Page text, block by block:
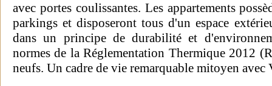
avec portes coulissantes. Les appartements
parkings et disposeront tous d'un espace
dans un principe de durabilité et
normes de la Réglementation Thermique 2012
neufs. Un cadre de vie remarquable mitoyen avec